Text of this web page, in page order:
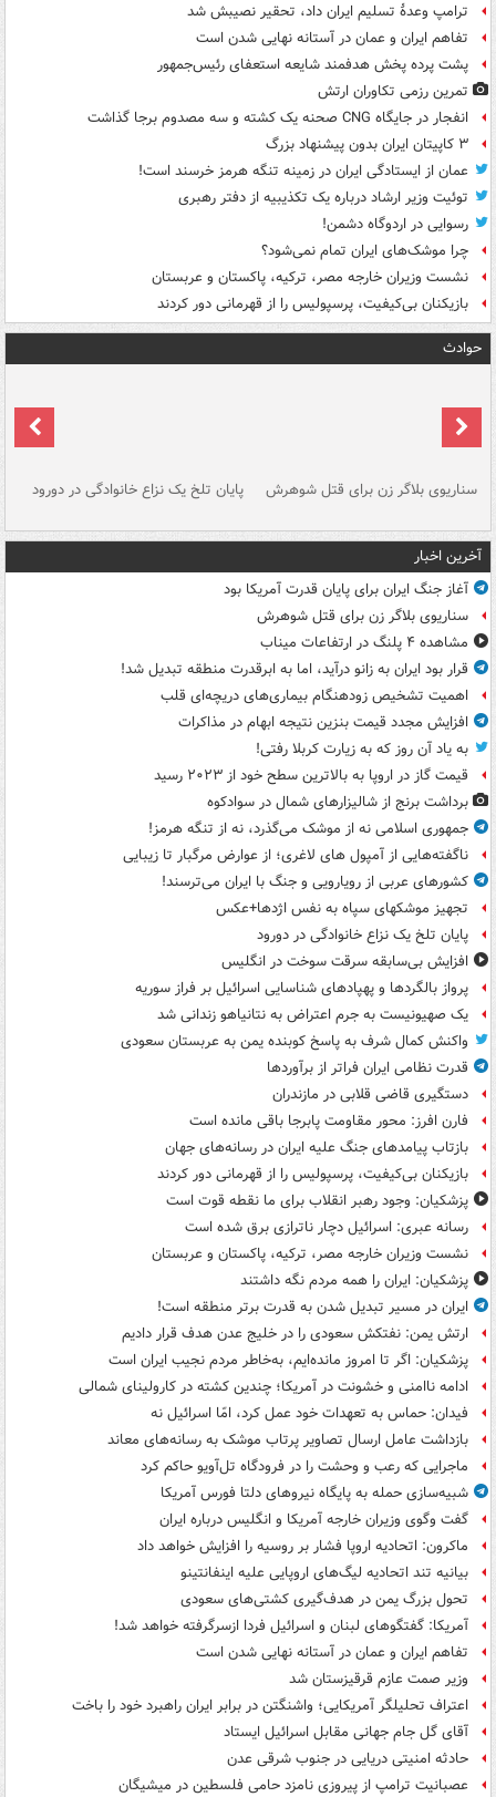
ترامپ وعدۀ تسلیم ایران داد، تحقیر نصیبش شد
تفاهم ایران و عمان در آستانه نهایی شدن است
پشت پرده پخش هدفمند شایعه استعفای رئیس‌جمهور
تمرین رزمی تکاوران ارتش
انفجار در جایگاه CNG صحنه یک کشته و سه مصدوم برجا گذاشت
۳ کاپیتان ایران بدون پیشنهاد بزرگ
عمان از ایستادگی ایران در زمینه تنگه هرمز خرسند است!
توئیت وزیر ارشاد درباره یک تکذیبیه از دفتر رهبری
رسوایی در اردوگاه دشمن!
چرا موشک‌های ایران تمام نمی‌شود؟
نشست وزیران خارجه مصر، ترکیه، پاکستان و عربستان
بازیکنان بی‌کیفیت، پرسپولیس را از قهرمانی دور کردند
حوادث
سناریوی بلاگر زن برای قتل شوهرش پایان تلخ یک نزاع خانوادگی در دورود
آخرین اخبار
آغاز جنگ ایران برای پایان قدرت آمریکا بود
سناریوی بلاگر زن برای قتل شوهرش
مشاهده ۴ پلنگ در ارتفاعات میناب
قرار بود ایران به زانو درآید، اما به ابرقدرت منطقه تبدیل شد!
اهمیت تشخیص زودهنگام بیماری‌های دریچه‌ای قلب
افزایش مجدد قیمت بنزین نتیجه ابهام در مذاکرات
به یاد آن روز که به زیارت کربلا رفتی!
قیمت گاز در اروپا به بالاترین سطح خود از ۲۰۲۳ رسید
برداشت برنج از شالیزارهای شمال در سوادکوه
جمهوری اسلامی نه از موشک می‌گذرد، نه از تنگه هرمز!
ناگفته‌هایی از آمپول های لاغری؛ از عوارض مرگبار تا زیبایی
کشورهای عربی از رویارویی و جنگ با ایران می‌ترسند!
تجهیز موشکهای سپاه به نفس اژدها+عکس
پایان تلخ یک نزاع خانوادگی در دورود
افزایش بی‌سابقه سرقت سوخت در انگلیس
پرواز بالگردها و پهپادهای شناسایی اسرائیل بر فراز سوریه
یک صهیونیست به جرم اعتراض به نتانیاهو زندانی شد
واکنش کمال شرف به پاسخ کوبنده یمن به عربستان سعودی
قدرت نظامی ایران فراتر از برآوردها
دستگیری قاضی قلابی در مازندران
فارن افرز: محور مقاومت پابرجا باقی مانده است
بازتاب پیامدهای جنگ علیه ایران در رسانه‌های جهان
بازیکنان بی‌کیفیت، پرسپولیس را از قهرمانی دور کردند
پزشکیان: وجود رهبر انقلاب برای ما نقطه قوت است
رسانه عبری: اسرائیل دچار ناترازی برق شده است
نشست وزیران خارجه مصر، ترکیه، پاکستان و عربستان
پزشکیان: ایران را همه مردم نگه داشتند
ایران در مسیر تبدیل شدن به قدرت برتر منطقه است!
ارتش یمن: نفتکش سعودی را در خلیج عدن هدف قرار دادیم
پزشکیان: اگر تا امروز مانده‌ایم، به‌خاطر مردم نجیب ایران است
ادامه ناامنی و خشونت در آمریکا؛ چندین کشته در کارولینای شمالی
فیدان: حماس به تعهدات خود عمل کرد، امّا اسرائیل نه
بازداشت عامل ارسال تصاویر پرتاب موشک به رسانه‌های معاند
ماجرایی که رعب و وحشت را در فرودگاه تل‌آویو حاکم کرد
شبیه‌سازی حمله به پایگاه نیروهای دلتا فورس آمریکا
گفت وگوی وزیران خارجه آمریکا و انگلیس درباره ایران
ماکرون: اتحادیه اروپا فشار بر روسیه را افزایش خواهد داد
بیانیه تند اتحادیه لیگ‌های اروپایی علیه اینفانتینو
تحول بزرگ یمن در هدف‌گیری کشتی‌های سعودی
آمریکا: گفتگوهای لبنان و اسرائیل فردا ازسرگرفته خواهد شد!
تفاهم ایران و عمان در آستانه نهایی شدن است
وزیر صمت عازم قرقیزستان شد
اعتراف تحلیلگر آمریکایی؛ واشنگتن در برابر ایران راهبرد خود را باخت
آقای گل جام جهانی مقابل اسرائیل ایستاد
حادثه امنیتی دریایی در جنوب شرقی عدن
عصبانیت ترامپ از پیروزی نامزد حامی فلسطین در میشیگان